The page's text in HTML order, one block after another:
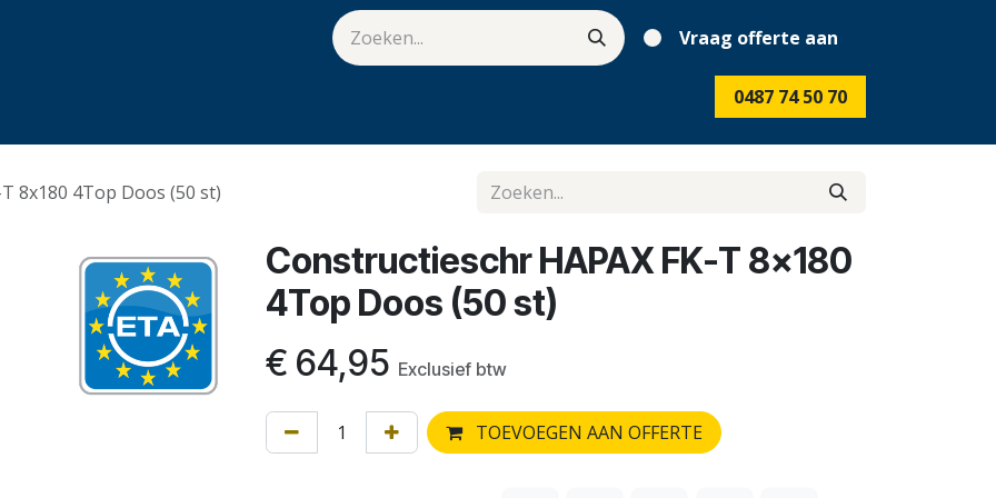
Vraag offerte aan
0487 74 50 70
8x180 4Top Doos (50 st)
Constructieschr HAPAX FK-T 8x180
4Top Doos (50 st)
€ 64,95 Exclusief btw
TOEVOEGEN AAN OFFERTE